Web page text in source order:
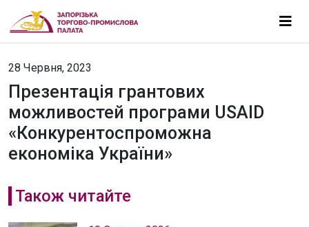
28 Червня, 2023
Презентація грантових
можливостей програми USAID
«Конкурентоспроможна
економіка України»
Також читайте